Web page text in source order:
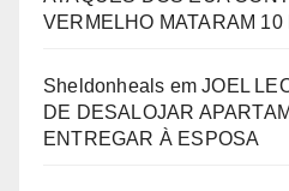
VERMELHO MATARAM
Sheldonheals emJOEL
DE DESALOJAR
ENTREGAR À ESPOSA